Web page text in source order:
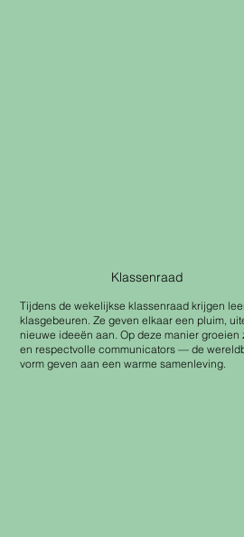
Klassenraad
Tijdens de wekelijkse klassenraad krijgen
klasgebeuren. Ze geven elkaar een pluim,
nieuwe ideeën aan. Op deze manier groeien
en respectvolle communicators — de
vorm geven aan een warme samenleving.